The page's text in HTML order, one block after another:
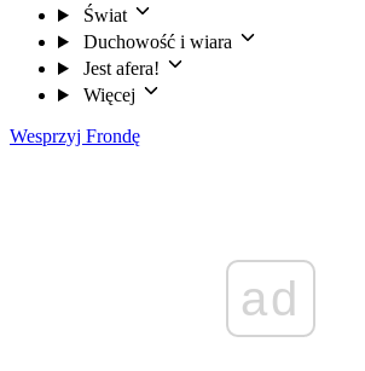
Świat
Duchowość i wiara
Jest afera!
Więcej
Wesprzyj Frondę
ad